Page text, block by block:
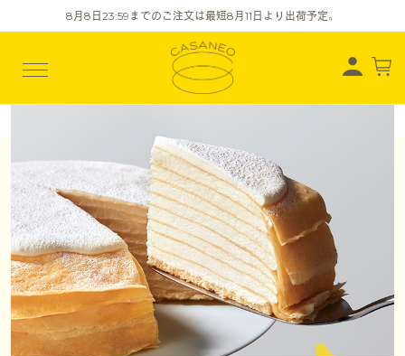
8 月8 日23:59までのご注文は最短8 月11 日より出荷予定。